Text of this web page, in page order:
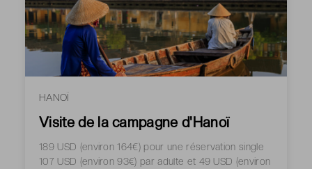
HANOÏ
Visite de la campagne d'Hanoï
189 USD (environ 164€) pour une réservation single
107 USD (environ 93€) par adulte et 49 USD (environ